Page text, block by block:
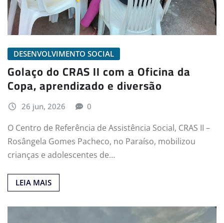
DESENVOLVIMENTO SOCIAL
Golaço do CRAS II com a Oficina da
Copa, aprendizado e diversão
26 jun, 2026 0
O Centro de Referência de Assistência Social, CRAS II –
Rosângela Gomes Pacheco, no Paraíso, mobilizou
crianças e adolescentes de…
LEIA MAIS